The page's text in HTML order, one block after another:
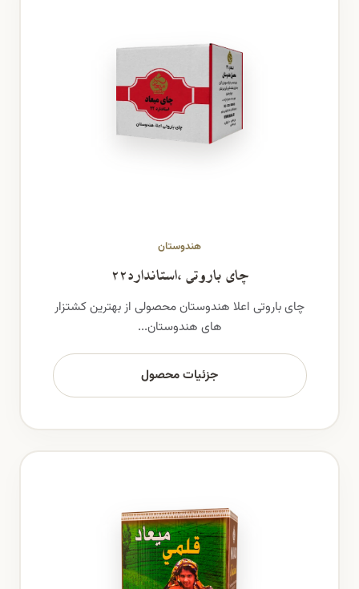
هندوستان
چای باروتی ،استاندارد22
چای باروتی اعلا هندوستان محصولی از بهترین کشتزار
های هندوستان...
جزئیات محصول